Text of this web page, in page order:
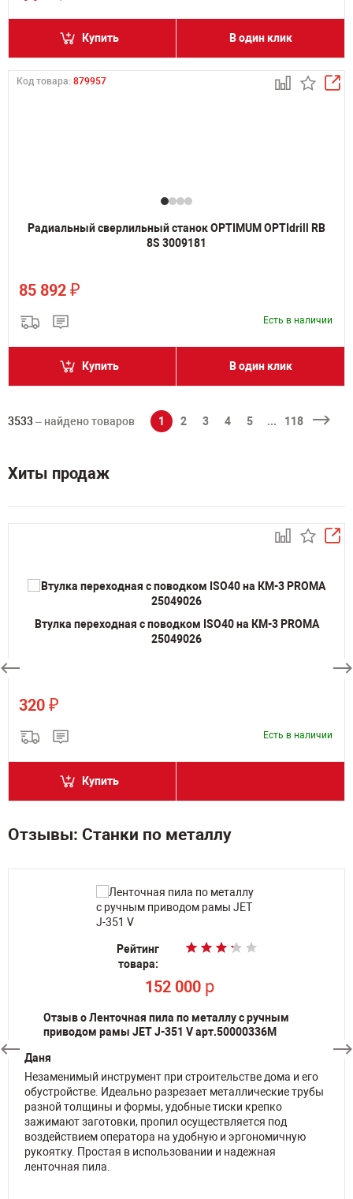
Купить В один клик
Код товара: 879957
Радиальный сверлильный станок OPTIMUM OPTIdrill RB
8S 3009181
85 892 ₽
Есть в наличии
Купить В один клик
3533 – найдено товаров 1 2 3 4 5 ... 118
Хиты продаж
Втулка переходная с поводком ISO40 на КМ-3 PROMA
25049026
320 ₽
Есть в наличии
Купить
Отзывы: Станки по металлу
Рейтинг
товара:
152 000 p
Отзыв о Ленточная пила по металлу с ручным
приводом рамы JET J-351 V арт.50000336M
Даня
Незаменимый инструмент при строительстве дома и его
обустройстве. Идеально разрезает металлические трубы
разной толщины и формы, удобные тиски крепко
зажимают заготовки, пропил осуществляется под
воздействием оператора на удобную и эргономичную
рукоятку. Простая в использовании и надежная
ленточная пила.
товара:
29 500
Рейтинг
товара:
152 000 p
товара:
196 690
товара:
29 500
Рейтинг
товара:
По запросу
товара:
61 000
товара:
29 750
Рейтинг
товара:
27 200p
Рейтинг
товара:
По запросу